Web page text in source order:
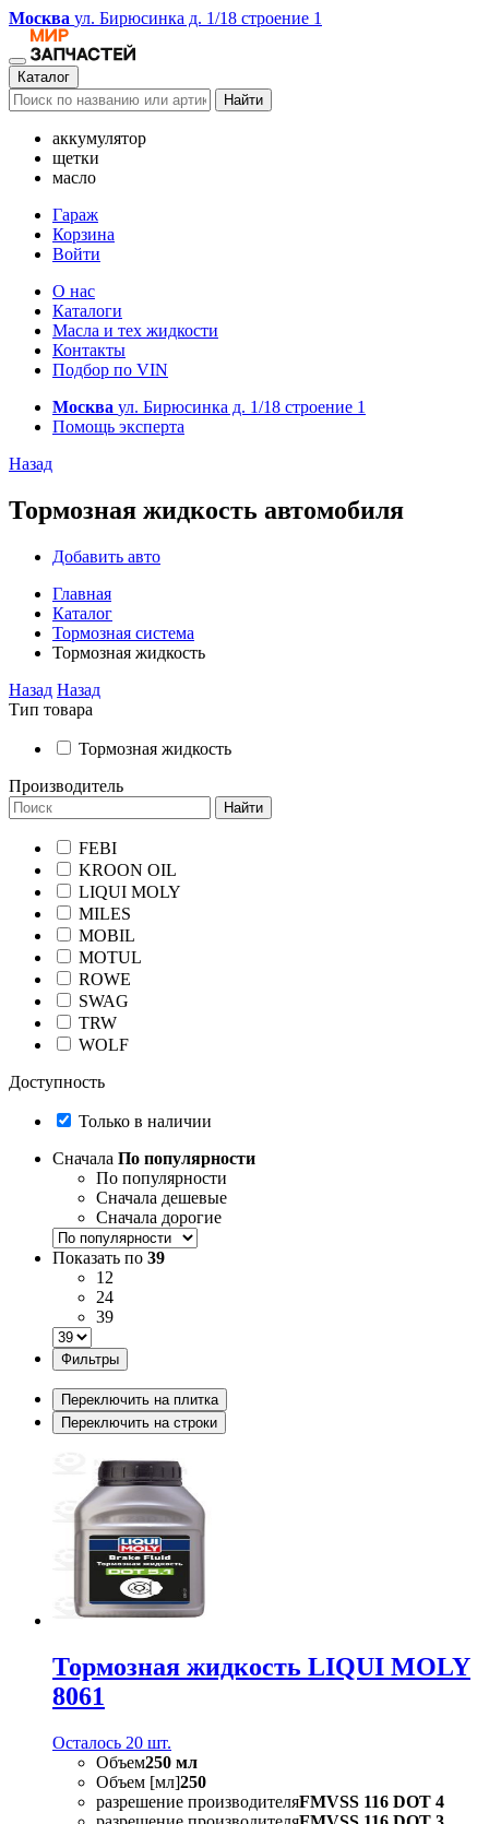
Москва ул. Бирюсинка д. 1/18 строение 1
Каталог
Найти
аккумулятор
щетки
масло
Гараж
Корзина
Войти
О нас
Каталоги
Масла и тех жидкости
Контакты
Подбор по VIN
Москва ул. Бирюсинка д. 1/18 строение 1
Помощь эксперта
Назад
Тормозная жидкость автомобиля
Добавить авто
Главная
Каталог
Тормозная система
Тормозная жидкость
Назад Назад
Тип товара
Тормозная жидкость
Производитель
Найти
FEBI
KROON OIL
LIQUI MOLY
MILES
MOBIL
MOTUL
ROWE
SWAG
TRW
WOLF
Доступность
Только в наличии
Сначала По популярности
По популярности
Сначала дешевые
Сначала дорогие
Показать по 39
12
24
39
Фильтры
Переключить на плитка
Переключить на строки
Тормозная жидкость LIQUI MOLY
8061
Осталось 20 шт.
Объем250 мл
Объем [мл]250
разрешение производителяFMVSS 116 DOT 4